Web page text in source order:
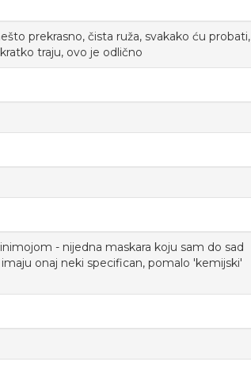
prekrasno, čista ruža, svakako ću probati,
traju, ovo je odlično
- nijedna maskara koju sam do sad
onaj neki specifican, pomalo 'kemijski'